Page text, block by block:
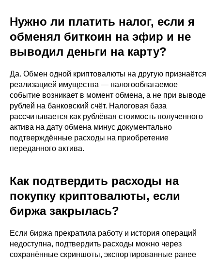
Нужно ли платить налог, если я
обменял биткоин на эфир и не
выводил деньги на карту?
Да. Обмен одной криптовалюты на другую признаётся
реализацией имущества — налогооблагаемое
событие возникает в момент обмена, а не при выводе
рублей на банковский счёт. Налоговая база
рассчитывается как рублёвая стоимость полученного
актива на дату обмена минус документально
подтверждённые расходы на приобретение
переданного актива.
Как подтвердить расходы на
покупку криптовалюты, если
биржа закрылась?
Если биржа прекратила работу и история операций
недоступна, подтвердить расходы можно через
сохранённые скриншоты, экспортированные ранее